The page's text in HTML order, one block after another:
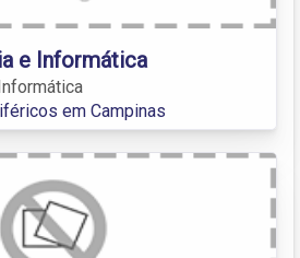
e Informática
em Campinas